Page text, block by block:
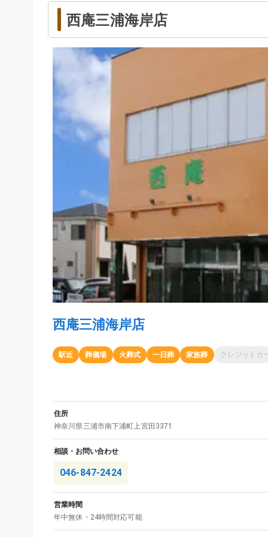
西庵三浦海岸店
西庵三浦海岸店
駅近 葬儀場 火葬式 一日葬 家族葬 クレジットカ
住所
神奈川県三浦市南下浦町上宮田3371
相談・お問い合わせ
046-847-2424
営業時間
年中無休・24時間対応可能